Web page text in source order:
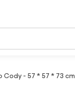
Cody - 57 * 57 * 73 cm